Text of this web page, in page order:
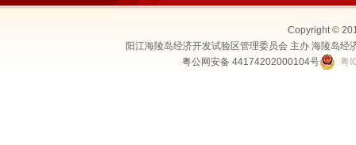
Copyright ©
阳江海陵岛经济开发试验区管理委员会 主办 海陵岛
粤公网安备 44174202000104号
粤